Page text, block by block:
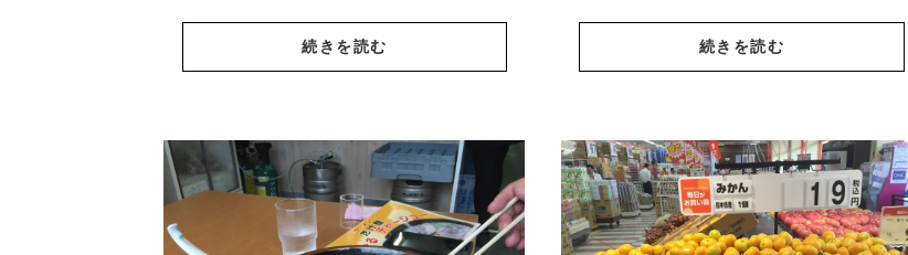
続きを読む 続きを読む